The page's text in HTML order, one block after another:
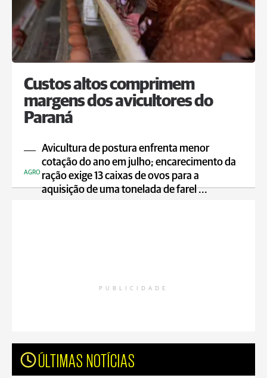
Custos altos comprimem
margens dos avicultores do
Paraná
Avicultura de postura enfrenta menor
cotação do ano em julho; encarecimento da
ração exige 13 caixas de ovos para a
aquisição de uma tonelada de farel ...
AGRO
PUBLICIDADE
ÚLTIMAS NOTÍCIAS